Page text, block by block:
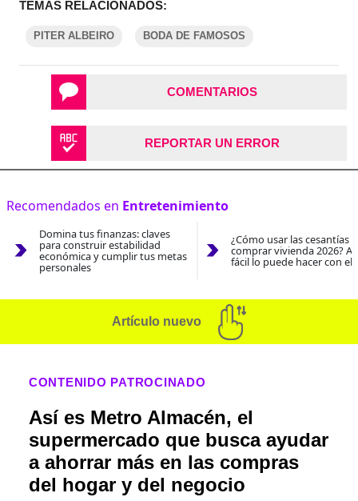
TEMAS RELACIONADOS:
PITER ALBEIRO BODA DE FAMOSOS
COMENTARIOS
REPORTAR UN ERROR
Recomendados en Entretenimiento
Domina tus finanzas: claves
para construir estabilidad
económica y cumplir tus metas
personales
¿Cómo usar las cesantías
comprar vivienda 2026?
fácil lo puede hacer con el
Artículo nuevo
CONTENIDO PATROCINADO
Así es Metro Almacén, el
supermercado que busca ayudar
a ahorrar más en las compras
del hogar y del negocio